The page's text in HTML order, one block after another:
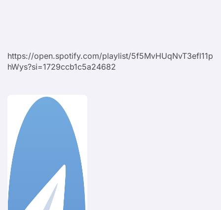
https://open.spotify.com/playlist/5f5MvHUqNvT3efl11p
hWys?si=1729ccb1c5a24682